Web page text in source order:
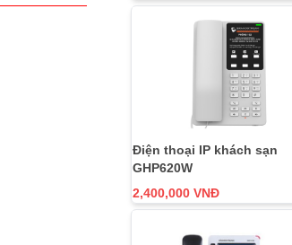
Điện thoại IP khách sạn
GHP620W
2,400,000 VNĐ